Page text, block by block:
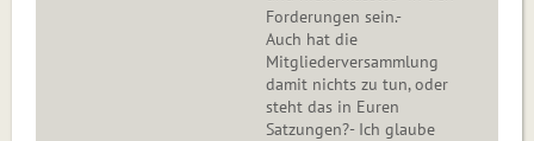
Forderungen sein.-
Auch hat die
Mitgliederversammlung
damit nichts zu tun, oder
steht das in Euren
Satzungen?- Ich glaube